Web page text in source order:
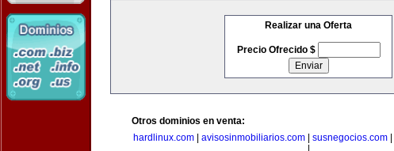
Realizar una Oferta
Precio Ofrecido $
Otros dominios en venta:
hardlinux.com
avisosinmobiliarios.com susnegocios.com